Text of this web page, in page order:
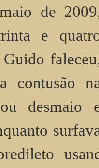
de
e
contusão
desmaio